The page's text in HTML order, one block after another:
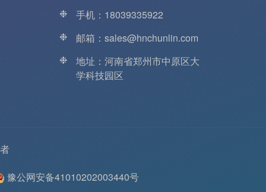
❉
手机：18039335922
❉
邮箱：sales@hnchunlin.com
❉
地址：河南省郑州市中原区大
学科技园区
豫公网安备41010202003440号